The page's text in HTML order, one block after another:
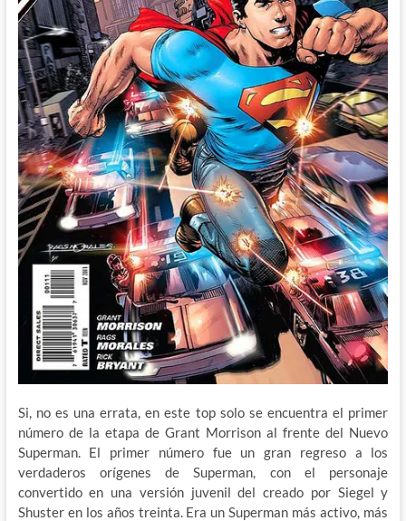
Si, no es una errata, en este top solo se encuentra el primer
número de la etapa de Grant Morrison al frente del Nuevo
Superman. El primer número fue un gran regreso a los
verdaderos orígenes de Superman, con el personaje
convertido en una versión juvenil del creado por Siegel y
Shuster en los años treinta. Era un Superman más activo, más